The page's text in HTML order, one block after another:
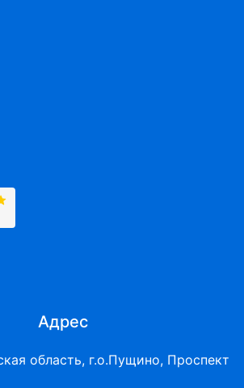
Адрес
область, г.о.Пущино, Проспект